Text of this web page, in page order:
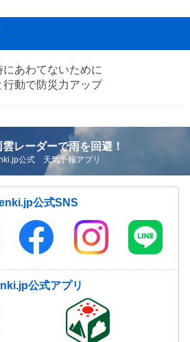
にあわてないために
行動で防災力アップ
雲レーダーで雨を回避！
公式 天気予報アプリ
公式SNS
公式アプリ